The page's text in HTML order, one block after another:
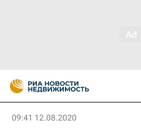
09:41 12.08.2020